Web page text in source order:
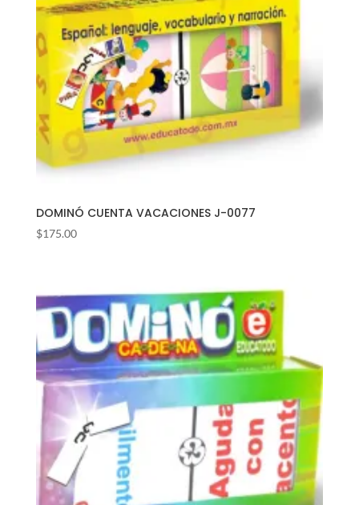
DOMINÓ CUENTA VACACIONES J-0077
$175.00